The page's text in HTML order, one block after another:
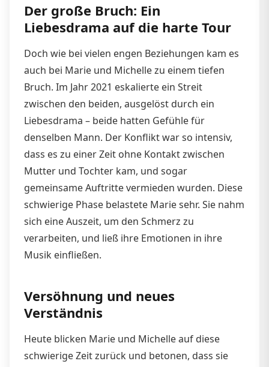
Der große Bruch: Ein
Liebesdrama auf die harte Tour
Doch wie bei vielen engen Beziehungen kam es
auch bei Marie und Michelle zu einem tiefen
Bruch. Im Jahr 2021 eskalierte ein Streit
zwischen den beiden, ausgelöst durch ein
Liebesdrama – beide hatten Gefühle für
denselben Mann. Der Konflikt war so intensiv,
dass es zu einer Zeit ohne Kontakt zwischen
Mutter und Tochter kam, und sogar
gemeinsame Auftritte vermieden wurden. Diese
schwierige Phase belastete Marie sehr. Sie nahm
sich eine Auszeit, um den Schmerz zu
verarbeiten, und ließ ihre Emotionen in ihre
Musik einfließen.
Versöhnung und neues
Verständnis
Heute blicken Marie und Michelle auf diese
schwierige Zeit zurück und betonen, dass sie